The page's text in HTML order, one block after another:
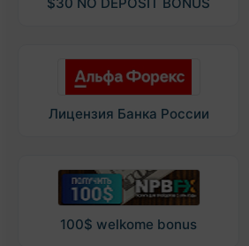
Лицензия Банка России
100$ welkome bonus